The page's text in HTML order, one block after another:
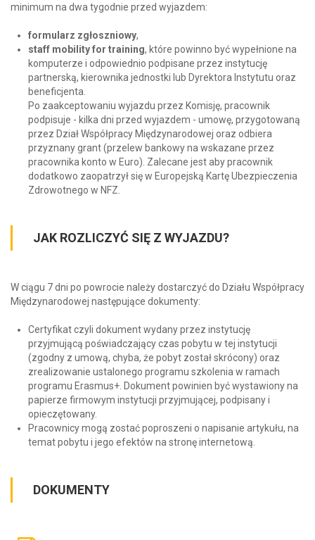
minimum na dwa tygodnie przed wyjazdem:
formularz zgłoszniowy,
staff mobility for training, które powinno być wypełnione na
komputerze i odpowiednio podpisane przez instytucję
partnerską, kierownika jednostki lub Dyrektora Instytutu oraz
beneficjenta.
Po zaakceptowaniu wyjazdu przez Komisję, pracownik
podpisuje - kilka dni przed wyjazdem - umowę, przygotowaną
przez Dział Współpracy Międzynarodowej oraz odbiera
przyznany grant (przelew bankowy na wskazane przez
pracownika konto w Euro). Zalecane jest aby pracownik
dodatkowo zaopatrzył się w Europejską Kartę Ubezpieczenia
Zdrowotnego w NFZ.
JAK ROZLICZYĆ SIĘ Z WYJAZDU?
W ciągu 7 dni po powrocie należy dostarczyć do Działu Współpracy
Międzynarodowej następujące dokumenty:
Certyfikat czyli dokument wydany przez instytucję
przyjmującą poświadczający czas pobytu w tej instytucji
(zgodny z umową, chyba, że pobyt został skrócony) oraz
zrealizowanie ustalonego programu szkolenia w ramach
programu Erasmus+. Dokument powinien być wystawiony na
papierze firmowym instytucji przyjmującej, podpisany i
opieczętowany.
Pracownicy mogą zostać poproszeni o napisanie artykułu, na
temat pobytu i jego efektów na stronę internetową.
DOKUMENTY